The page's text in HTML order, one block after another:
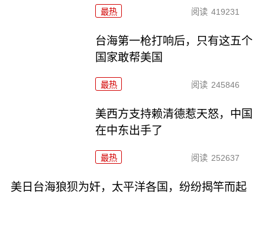
最热 阅读 419231
台海第一枪打响后，只有这五个
国家敢帮美国
最热 阅读 245846
美西方支持赖清德惹天怒，中国
在中东出手了
最热 阅读 252637
美日台海狼狈为奸，太平洋各国，纷纷揭竿而起